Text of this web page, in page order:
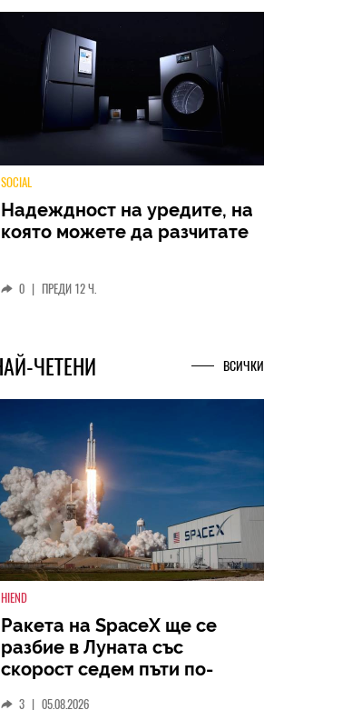
TECH
Ultra – ново име, познато
НАЙ-ЧЕТЕНИ
HIEND
Ракета на SpaceX ще се
разбие в Луната със